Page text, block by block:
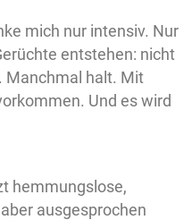
mich nur intensiv. Nur
entstehen: nicht
Manchmal halt. Mit
Und es wird
hemmungslose,
ausgesprochen